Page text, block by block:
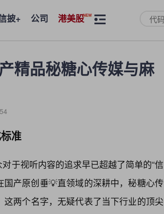
披+ 公司 港美股
精品秘糖心传媒与麻
准
于视听内容的追求早已超越了简单的“信
国产原创垂💡直领域的深耕中，秘糖心传
两个名字，无疑代表了当下行业的顶尖